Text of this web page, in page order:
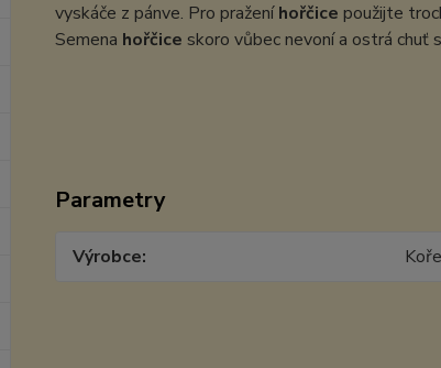
vyskáče z pánve. Pro praženíhořčice použijte
Semena hořčice skoro vůbec nevoní a ostrá chuť
Parametry
Výrobce